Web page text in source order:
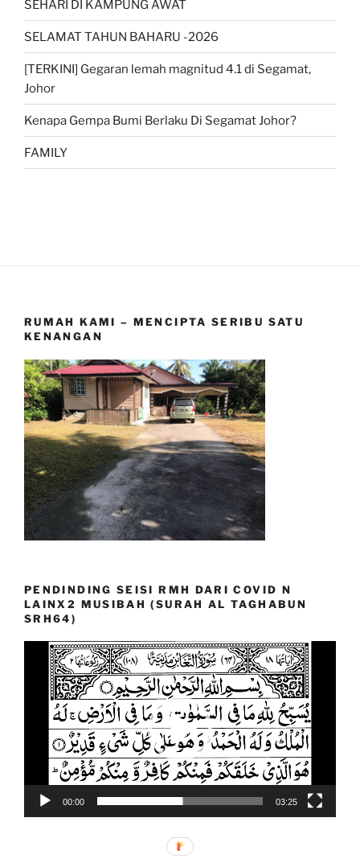
SEHARI DI KAMPUNG AWAT
SELAMAT TAHUN BAHARU -2026
[TERKINI] Gegaran lemah magnitud 4.1 di Segamat,
Johor
Kenapa Gempa Bumi Berlaku Di Segamat Johor?
FAMILY
RUMAH KAMI – MENCIPTA SERIBU SATU
KENANGAN
PENDINDING SEISI RMH DARI COVID N
LAINX2 MUSIBAH (SURAH AL TAGHABUN
SRH64)
Video
Player
00:00 03:25